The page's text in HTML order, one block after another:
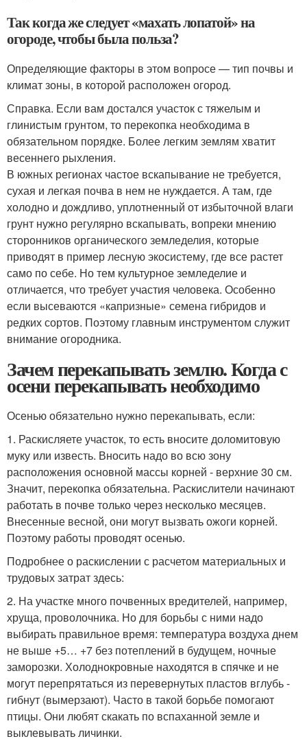
Так когда же следует «махать лопатой» на
огороде, чтобы была польза?
Определяющие факторы в этом вопросе — тип почвы и
климат зоны, в которой расположен огород.
Справка. Если вам достался участок с тяжелым и
глинистым грунтом, то перекопка необходима в
обязательном порядке. Более легким землям хватит
весеннего рыхления.
В южных регионах частое вскапывание не требуется,
сухая и легкая почва в нем не нуждается. А там, где
холодно и дождливо, уплотненный от избыточной влаги
грунт нужно регулярно вскапывать, вопреки мнению
сторонников органического земледелия, которые
приводят в пример лесную экосистему, где все растет
само по себе. Но тем культурное земледелие и
отличается, что требует участия человека. Особенно
если высеваются «капризные» семена гибридов и
редких сортов. Поэтому главным инструментом служит
внимание огородника.
Зачем перекапывать землю. Когда с
осени перекапывать необходимо
Осенью обязательно нужно перекапывать, если:
1. Раскисляете участок, то есть вносите доломитовую
муку или известь. Вносить надо во всю зону
расположения основной массы корней - верхние 30 см.
Значит, перекопка обязательна. Раскислители начинают
работать в почве только через несколько месяцев.
Внесенные весной, они могут вызвать ожоги корней.
Поэтому работы проводят осенью.
Подробнее о раскислении с расчетом материальных и
трудовых затрат здесь:
2. На участке много почвенных вредителей, например,
хруща, проволочника. Но для борьбы с ними надо
выбирать правильное время: температура воздуха днем
не выше +5… +7 без потеплений в будущем, ночные
заморозки. Холоднокровные находятся в спячке и не
могут перепрятаться из перевернутых пластов вглубь -
гибнут (вымерзают). Часто в такой борьбе помогают
птицы. Они любят скакать по вспаханной земле и
выклевывать личинки.